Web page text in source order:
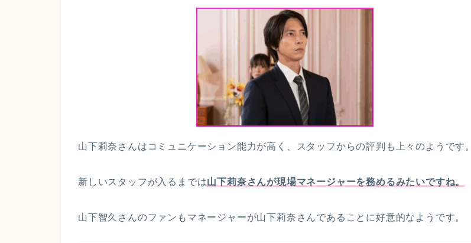
山下莉奈さんはコミュニケーション能力が高く、スタッフからの評判も上々のようです。
新しいスタッフが入るまでは山下莉奈さんが現場マネージャーを務めるみたいですね。
山下智久さんのファンもマネージャーが山下莉奈さんであることに好意的なようです。